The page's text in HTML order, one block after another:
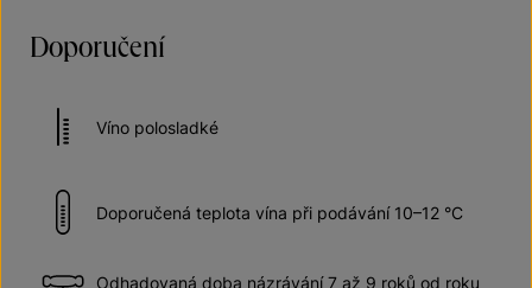
Doporučení
Víno polosladké
Doporučená teplota vína při podávání 10–12 °C
Odhadovaná doba názrávání 7 až 9 roků od roku